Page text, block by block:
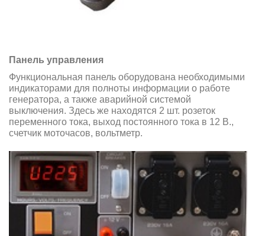
Панель управления
Функциональная панель оборудована необходимыми
индикаторами для полноты информации о работе
генератора, а также аварийной системой
выключения. Здесь же находятся 2 шт. розеток
переменного тока, выход постоянного тока в 12 В.,
cчетчик моточасов, вольтметр.